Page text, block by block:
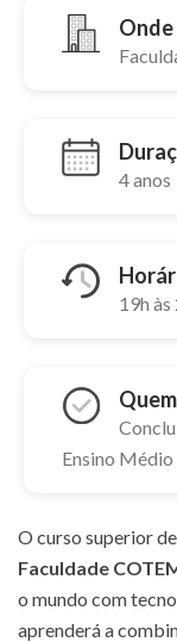
4 anos
19h
Ensino Médio
O curso superior de
Faculdade
o mundo com
aprenderá a